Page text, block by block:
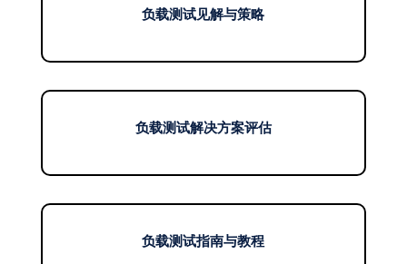
负载测试见解与策略
负载测试解决方案评估
负载测试指南与教程